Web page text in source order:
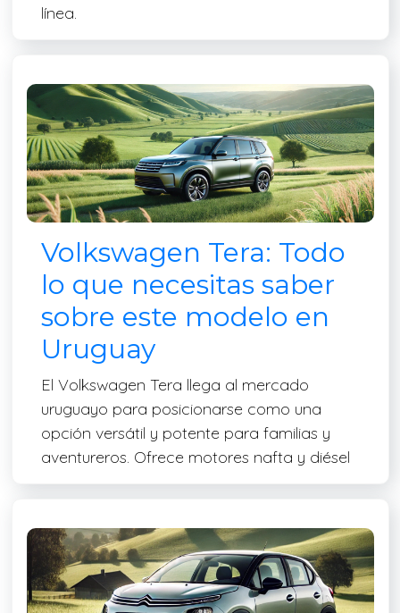
línea.
Volkswagen Tera: Todo
lo que necesitas saber
sobre este modelo en
Uruguay
El Volkswagen Tera llega al mercado
uruguayo para posicionarse como una
opción versátil y potente para familias y
aventureros. Ofrece motores nafta y diésel